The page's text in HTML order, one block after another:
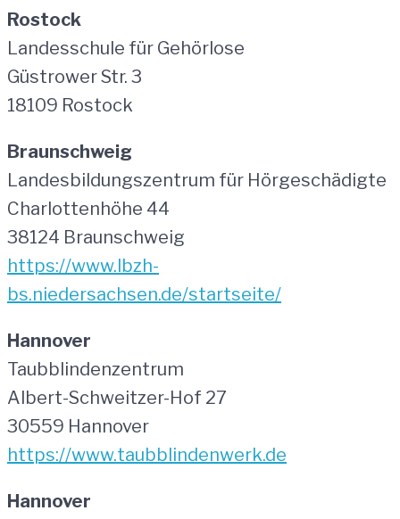
Rostock
Landesschule für Gehörlose
Güstrower Str. 3
18109 Rostock
Braunschweig
Landesbildungszentrum für Hörgeschädigte
Charlottenhöhe 44
38124 Braunschweig
https://www.lbzh-
bs.niedersachsen.de/startseite/
Hannover
Taubblindenzentrum
Albert-Schweitzer-Hof 27
30559 Hannover
https://www.taubblindenwerk.de
Hannover